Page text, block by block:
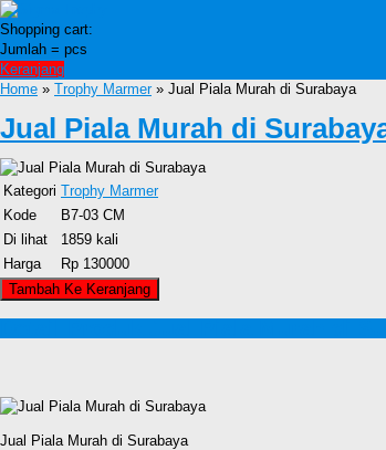
Shopping cart:
Jumlah = pcs
Keranjang
Home » Trophy Marmer» Jual Piala Murah di Surabaya
Jual Piala Murah di
Kategori Trophy Marmer
Kode
B7-03 CM
Di lihat
1859 kali
Harga
Rp 130000
Jual Piala Murah di Surabaya